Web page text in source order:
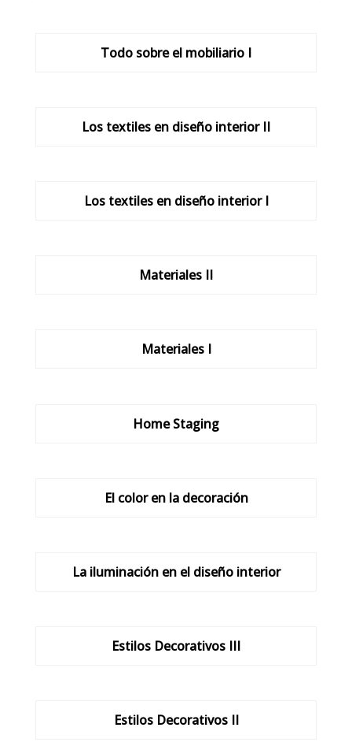
Todo sobre el mobiliario I
Los textiles en diseño interior II
Los textiles en diseño interior I
Materiales II
Materiales I
Home Staging
El color en la decoración
La iluminación en el diseño interior
Estilos Decorativos III
Estilos Decorativos II